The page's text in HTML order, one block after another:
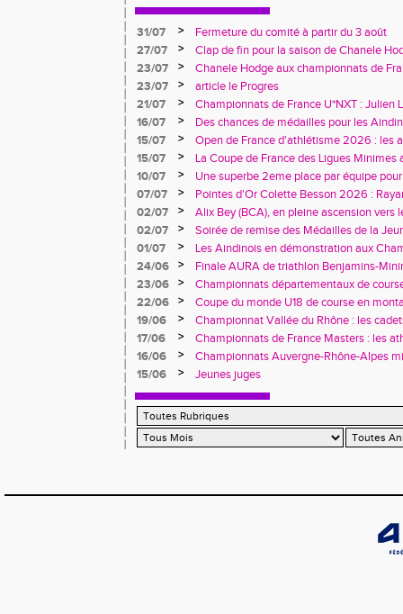
31/07 >
Fermeture du comité à partir du 3 août
27/07
>
Clap de fin pour la saison de Chanele
23/07
>
Chanele Hodge aux championnats de
23/07
>
article le Progres
21/07
>
Championnats de France U*NXT : Julien
jeunesse aindinoise confirme son talent
16/07 >
Des chances de médailles pour les
France Avenir à Charléty
15/07 >
Open de France d'athlétisme 2026 : les
rendez-vous à Blois
15/07 >
La Coupe de France des Ligues Minimes
riche en enseignements
10/07 >
Une superbe 2eme place par équipe
Trophée des Alpes à Belley
07/07 >
Pointes d'Or Colette Besson 2026 :
02/07
>
Alix Bey (BCA), en pleine ascension vers
02/07
>
Soirée de remise des Médailles de la
l'Engagement Associatif
01/07 >
Les Aindinois en démonstration aux
Rhône-Alpes avant les France
24/06 >
Finale AURA de triathlon Benjamins-
23/06
>
Championnats départementaux de
22/06
>
Coupe du monde U18 de course en
(Italie).
19/06 >
Championnat Vallée du Rhône : les
à Vénissieux
17/06 >
Championnats de France Masters : les
brillent à Épinal
16/06 >
Championnats Auvergne-Rhône-Alpes
Pontcharra avec sept titres régionaux
15/06 > Jeunes juges